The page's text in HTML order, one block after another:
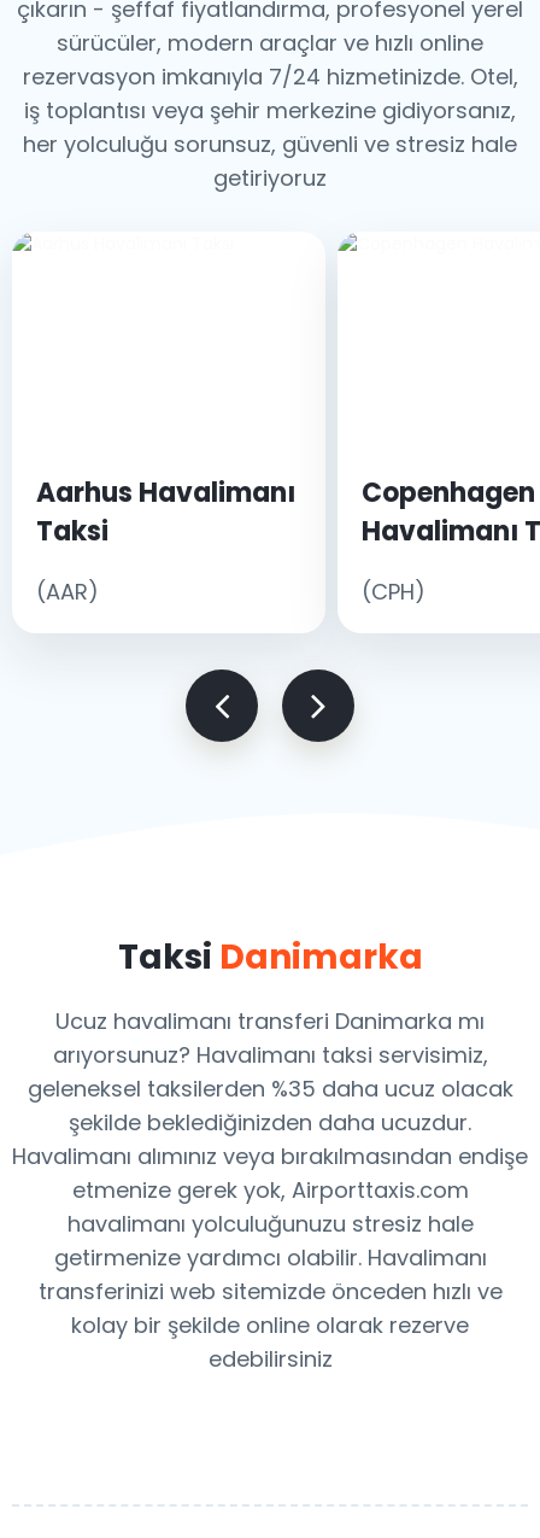
çıkarın - şeffaf fiyatlandırma, profesyonel yerel
sürücüler, modern araçlar ve hızlı online
rezervasyon imkanıyla 7/24 hizmetinizde. Otel,
iş toplantısı veya şehir merkezine gidiyorsanız,
her yolculuğu sorunsuz, güvenli ve stresiz hale
getiriyoruz
Aarhus Havalimanı
Taksi
(AAR)
Copenhagen
Havalimanı
(CPH)
Taksi Danimarka
Ucuz havalimanı transferi Danimarka mı
arıyorsunuz? Havalimanı taksi servisimiz,
geleneksel taksilerden %35 daha ucuz olacak
şekilde beklediğinizden daha ucuzdur.
Havalimanı alımınız veya bırakılmasından endişe
etmenize gerek yok, Airporttaxis.com
havalimanı yolculuğunuzu stresiz hale
getirmenize yardımcı olabilir. Havalimanı
transferinizi web sitemizde önceden hızlı ve
kolay bir şekilde online olarak rezerve
edebilirsiniz